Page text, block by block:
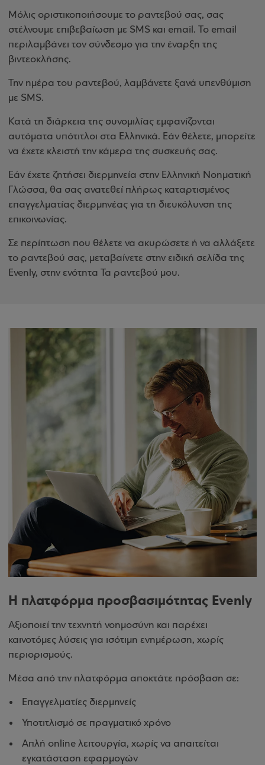
Μόλις οριστικοποιήσουμε το ραντεβού σας, σας
στέλνουμε επιβεβαίωση με SMS και email. Το email
περιλαμβάνει τον σύνδεσμο για την έναρξη της
βιντεοκλήσης.
Την ημέρα του ραντεβού, λαμβάνετε ξανά υπενθύμιση
με SMS.
Κατά τη διάρκεια της συνομιλίας εμφανίζονται
αυτόματα υπότιτλοι στα Ελληνικά. Εάν θέλετε, μπορείτε
να έχετε κλειστή την κάμερα της συσκευής σας.
Εάν έχετε ζητήσει διερμηνεία στην Ελληνική Νοηματική
Γλώσσα, θα σας ανατεθεί πλήρως καταρτισμένος
επαγγελματίας διερμηνέας για τη διευκόλυνση της
επικοινωνίας.
Σε περίπτωση που θέλετε να ακυρώσετε ή να αλλάξετε
το ραντεβού σας, μεταβαίνετε στην ειδική σελίδα της
Evenly, στην ενότητα Τα ραντεβού μου.
Η πλατφόρμα προσβασιμότητας Evenly
Αξιοποιεί την τεχνητή νοημοσύνη και παρέχει
καινοτόμες λύσεις για ισότιμη ενημέρωση, χωρίς
περιορισμούς.
Μέσα από την πλατφόρμα αποκτάτε πρόσβαση σε:
Επαγγελματίες διερμηνείς
Υποτιτλισμό σε πραγματικό χρόνο
Απλή online λειτουργία, χωρίς να απαιτείται
εγκατάσταση εφαρμογών